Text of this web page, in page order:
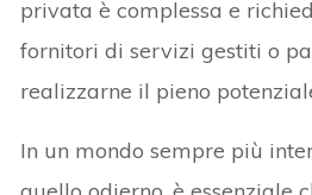
privata è complessa e
fornitori di servizi gestiti o
realizzarne il pieno
In un mondo sempre più